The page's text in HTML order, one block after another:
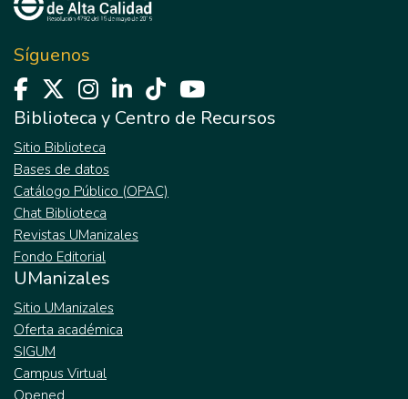
Síguenos
Biblioteca y Centro de Recursos
Sitio Biblioteca
Bases de datos
Catálogo Público (OPAC)
Chat Biblioteca
Revistas UManizales
Fondo Editorial
UManizales
Sitio UManizales
Oferta académica
SIGUM
Campus Virtual